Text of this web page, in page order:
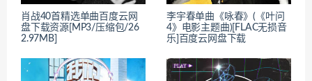
肖战40首精选单曲百度云网
盘下载资源[MP3/压缩包/26
2.97MB]
李宇春单曲《咏春》(《叶问
4》电影主题曲)[FLAC无损音
乐]百度云网盘下载